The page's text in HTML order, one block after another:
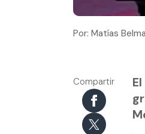
Por: Matías
Compartir